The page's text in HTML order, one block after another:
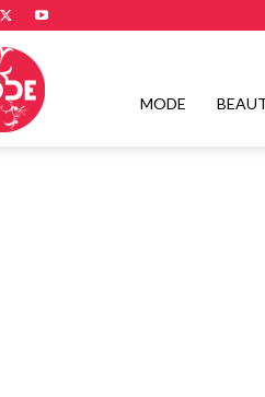
Flashmode
MODE